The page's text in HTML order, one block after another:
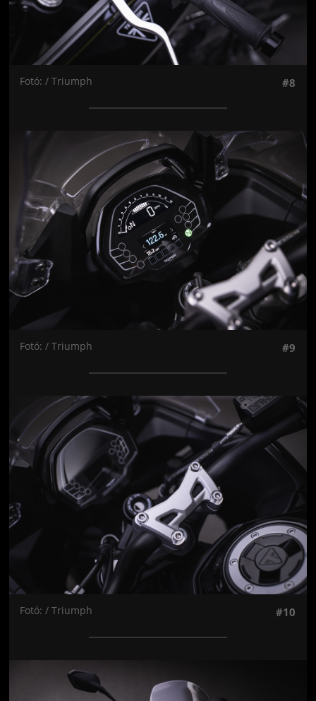
Fotó: / Triumph #8
Jön még kép!
Fotó: / Triumph #9
Jön még kép!
Fotó: / Triumph #10
Jön még kép!